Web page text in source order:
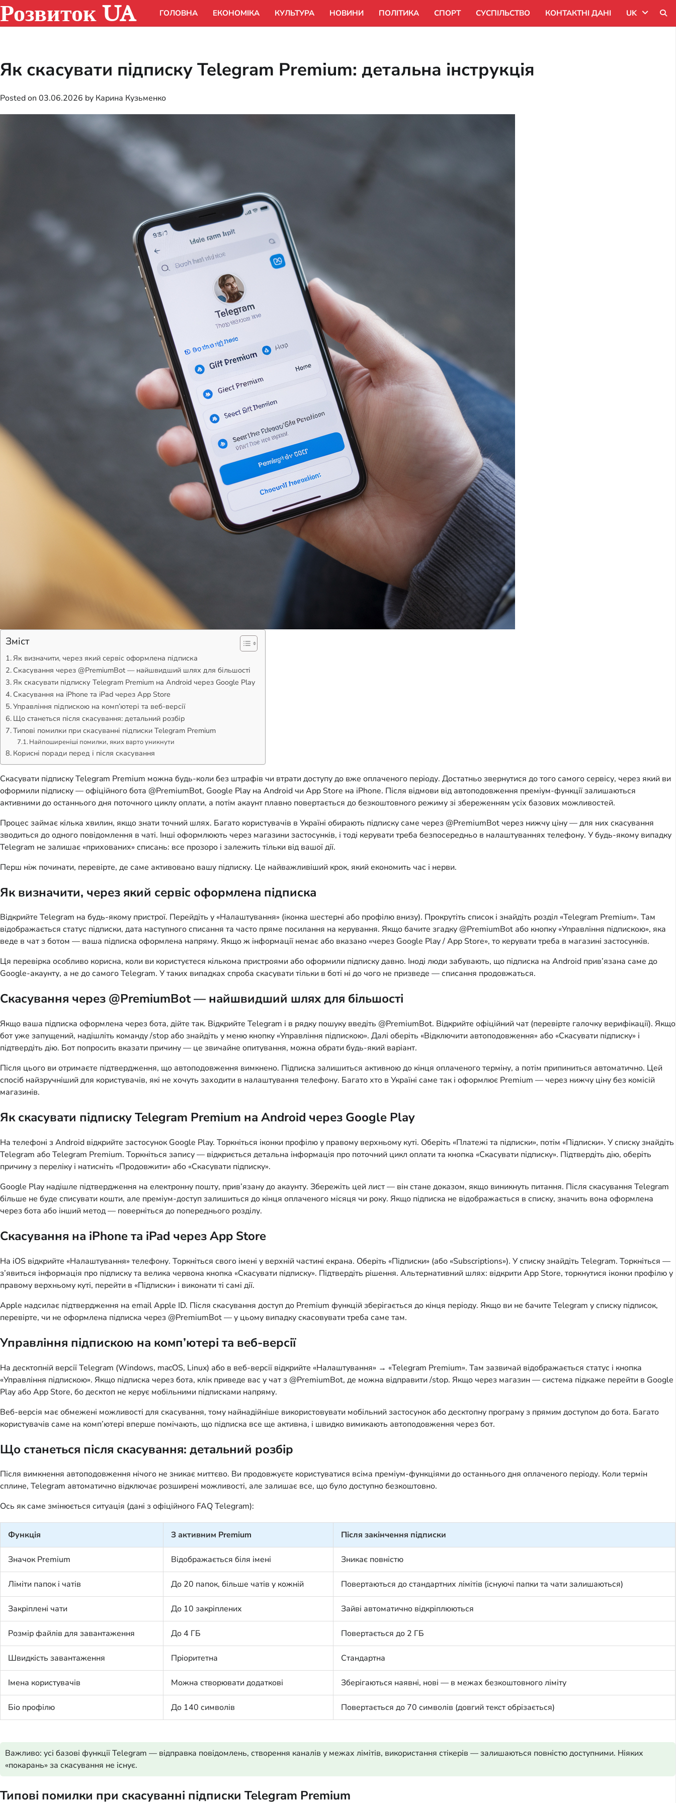
Skip
to
content
Розвиток UA ГОЛОВНА ЕКОНОМІКА КУЛЬТУРА НОВИНИ ПОЛІТИКА СПОРТ СУСПІЛЬСТВО КОНТАКТНІ ДАНІ UK
Як скасувати підписку Telegram Premium: детальна інструкція
Posted on 03.06.2026 by Карина Кузьменко
Зміст
Як визначити, через який сервіс оформлена підписка
Скасування через @PremiumBot — найшвидший шлях для більшості
Як скасувати підписку Telegram Premium на Android через Google Play
Скасування на iPhone та iPad через App Store
Управління підпискою на комп’ютері та веб-версії
Що станеться після скасування: детальний розбір
Типові помилки при скасуванні підписки Telegram Premium
Найпоширеніші помилки, яких варто уникнути
Корисні поради перед і після скасування
Скасувати підписку Telegram Premium можна будь-коли без штрафів чи втрати доступу до вже оплаченого періоду. Достатньо звернутися до того самого сервісу, через який ви
оформили підписку — офіційного бота @PremiumBot, Google Play на Android чи App Store на iPhone. Після відмови від автоподовження преміум-функції залишаються
активними до останнього дня поточного циклу оплати, а потім акаунт плавно повертається до безкоштовного режиму зі збереженням усіх базових можливостей.
Процес займає кілька хвилин, якщо знати точний шлях. Багато користувачів в Україні обирають підписку саме через @PremiumBot через нижчу ціну — для них скасування
зводиться до одного повідомлення в чаті. Інші оформлюють через магазини застосунків, і тоді керувати треба безпосередньо в налаштуваннях телефону. У будь-якому випадку
Telegram не залишає «прихованих» списань: все прозоро і залежить тільки від вашої дії.
Перш ніж починати, перевірте, де саме активовано вашу підписку. Це найважливіший крок, який економить час і нерви.
Як визначити, через який сервіс оформлена підписка
Відкрийте Telegram на будь-якому пристрої. Перейдіть у «Налаштування» (іконка шестерні або профілю внизу). Прокрутіть список і знайдіть розділ «Telegram Premium». Там
відображається статус підписки, дата наступного списання та часто пряме посилання на керування. Якщо бачите згадку @PremiumBot або кнопку «Управління підпискою», яка
веде в чат з ботом — ваша підписка оформлена напряму. Якщо ж інформації немає або вказано «через Google Play / App Store», то керувати треба в магазині застосунків.
Ця перевірка особливо корисна, коли ви користуєтеся кількома пристроями або оформили підписку давно. Іноді люди забувають, що підписка на Android прив’язана саме до
Google-акаунту, а не до самого Telegram. У таких випадках спроба скасувати тільки в боті ні до чого не призведе — списання продовжаться.
Скасування через @PremiumBot — найшвидший шлях для більшості
Якщо ваша підписка оформлена через бота, дійте так. Відкрийте Telegram і в рядку пошуку введіть @PremiumBot. Відкрийте офіційний чат (перевірте галочку верифікації). Якщо
бот уже запущений, надішліть команду /stop або знайдіть у меню кнопку «Управління підпискою». Далі оберіть «Відключити автоподовження» або «Скасувати підписку» і
підтвердіть дію. Бот попросить вказати причину — це звичайне опитування, можна обрати будь-який варіант.
Після цього ви отримаєте підтвердження, що автоподовження вимкнено. Підписка залишиться активною до кінця оплаченого терміну, а потім припиниться автоматично. Цей
спосіб найзручніший для користувачів, які не хочуть заходити в налаштування телефону. Багато хто в Україні саме так і оформлює Premium — через нижчу ціну без комісій
магазинів.
Як скасувати підписку Telegram Premium на Android через Google Play
На телефоні з Android відкрийте застосунок Google Play. Торкніться іконки профілю у правому верхньому куті. Оберіть «Платежі та підписки», потім «Підписки». У списку знайдіть
Telegram або Telegram Premium. Торкніться запису — відкриється детальна інформація про поточний цикл оплати та кнопка «Скасувати підписку». Підтвердіть дію, оберіть
причину з переліку і натисніть «Продовжити» або «Скасувати підписку».
Google Play надішле підтвердження на електронну пошту, прив’язану до акаунту. Збережіть цей лист — він стане доказом, якщо виникнуть питання. Після скасування Telegram
більше не буде списувати кошти, але преміум-доступ залишиться до кінця оплаченого місяця чи року. Якщо підписка не відображається в списку, значить вона оформлена
через бота або інший метод — поверніться до попереднього розділу.
Скасування на iPhone та iPad через App Store
На iOS відкрийте «Налаштування» телефону. Торкніться свого імені у верхній частині екрана. Оберіть «Підписки» (або «Subscriptions»). У списку знайдіть Telegram. Торкніться —
з’явиться інформація про підписку та велика червона кнопка «Скасувати підписку». Підтвердіть рішення. Альтернативний шлях: відкрити App Store, торкнутися іконки профілю у
правому верхньому куті, перейти в «Підписки» і виконати ті самі дії.
Apple надсилає підтвердження на email Apple ID. Після скасування доступ до Premium функцій зберігається до кінця періоду. Якщо ви не бачите Telegram у списку підписок,
перевірте, чи не оформлена підписка через @PremiumBot — у цьому випадку скасовувати треба саме там.
Управління підпискою на комп’ютері та веб-версії
На десктопній версії Telegram (Windows, macOS, Linux) або в веб-версії відкрийте «Налаштування» → «Telegram Premium». Там зазвичай відображається статус і кнопка
«Управління підпискою». Якщо підписка через бота, клік приведе вас у чат з @PremiumBot, де можна відправити /stop. Якщо через магазин — система підкаже перейти в Google
Play або App Store, бо десктоп не керує мобільними підписками напряму.
Веб-версія має обмежені можливості для скасування, тому найнадійніше використовувати мобільний застосунок або десктопну програму з прямим доступом до бота. Багато
користувачів саме на комп’ютері вперше помічають, що підписка все ще активна, і швидко вимикають автоподовження через бот.
Що станеться після скасування: детальний розбір
Після вимкнення автоподовження нічого не зникає миттєво. Ви продовжуєте користуватися всіма преміум-функціями до останнього дня оплаченого періоду. Коли термін
сплине, Telegram автоматично відключає розширені можливості, але залишає все, що було доступно безкоштовно.
Ось як саме змінюється ситуація (дані з офіційного FAQ Telegram):
Функція З активним Premium Після закінчення підписки
Значок Premium Відображається біля імені Зникає повністю
Ліміти папок і чатів До 20 папок, більше чатів у кожній Повертаються до стандартних лімітів (існуючі папки та чати залишаються)
Закріплені чати До 10 закріплених Зайві автоматично відкріплюються
Розмір файлів для завантаження До 4 ГБ Повертається до 2 ГБ
Швидкість завантаження Пріоритетна Стандартна
Імена користувачів Можна створювати додаткові Зберігаються наявні, нові — в межах безкоштовного ліміту
Біо профілю До 140 символів Повертається до 70 символів (довгий текст обрізається)
Важливо: усі базові функції Telegram — відправка повідомлень, створення каналів у межах лімітів, використання стікерів — залишаються повністю доступними. Ніяких
«покарань» за скасування не існує.
Типові помилки при скасуванні підписки Telegram Premium